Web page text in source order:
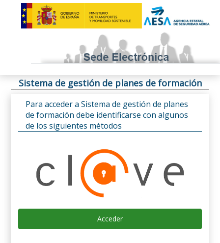
Sistema de gestión de planes de formación
Para acceder a Sistema de gestión de planes
de formación debe identificarse con algunos
de los siguientes métodos
Acceder